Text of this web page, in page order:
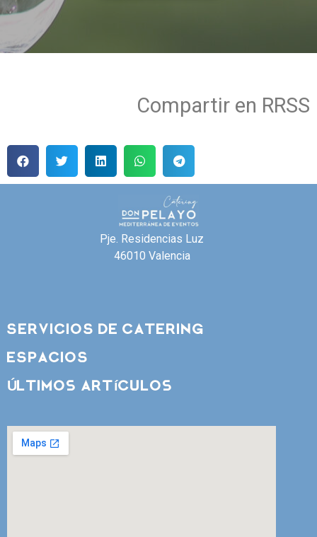
Compartir en RRSS
Pje. Residencias Luz
46010 Valencia
SERVICIOS DE CATERING
ESPACIOS
Últimos artículos